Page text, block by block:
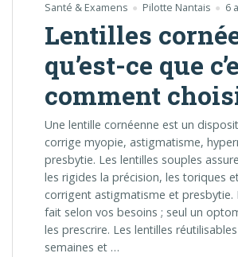
Santé & Examens Pilotte Nantais 6
Lentilles
qu’est-ce que
comment
Une lentille cornéenne est un
corrige myopie, astigmatisme,
presbytie. Les lentilles souples
les rigides la précision, les toriques
corrigent astigmatisme et presbytie.
fait selon vos besoins ; seul un
les prescrire. Les lentilles
semaines et …